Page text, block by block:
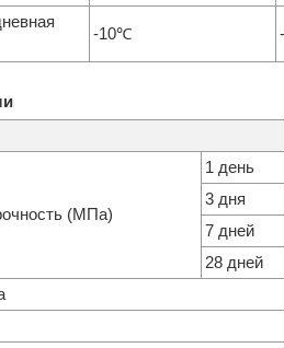
-10℃
(MПа)
1 день
3 дня
7 дней
28 дней